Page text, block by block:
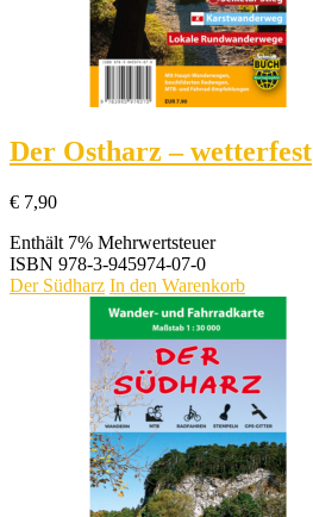
Der Ostharz – wetterfest
€ 7,90
Enthält 7% Mehrwertsteuer
ISBN 978-3-945974-07-0
Der Südharz In den Warenkorb